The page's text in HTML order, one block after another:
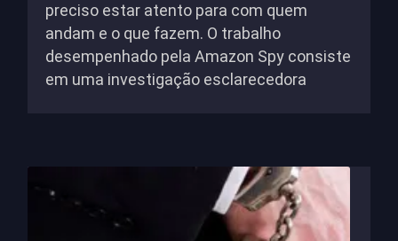
preciso estar atento para com quem
andam e o que fazem. O trabalho
desempenhado pela Amazon Spy consiste
em uma investigação esclarecedora